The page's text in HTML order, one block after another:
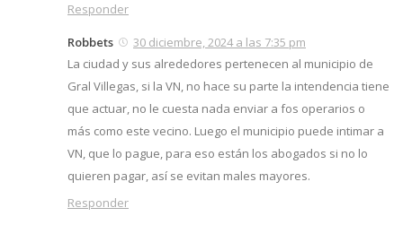
Responder
Robbets
30 diciembre, 2024 a las 7:35 pm
La ciudad y sus alrededores pertenecen al municipio de
Gral Villegas, si la VN, no hace su parte la intendencia tiene
que actuar, no le cuesta nada enviar a fos operarios o
más como este vecino. Luego el municipio puede intimar a
VN, que lo pague, para eso están los abogados si no lo
quieren pagar, así se evitan males mayores.
Responder